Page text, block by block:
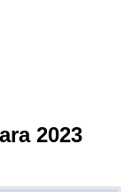
2023